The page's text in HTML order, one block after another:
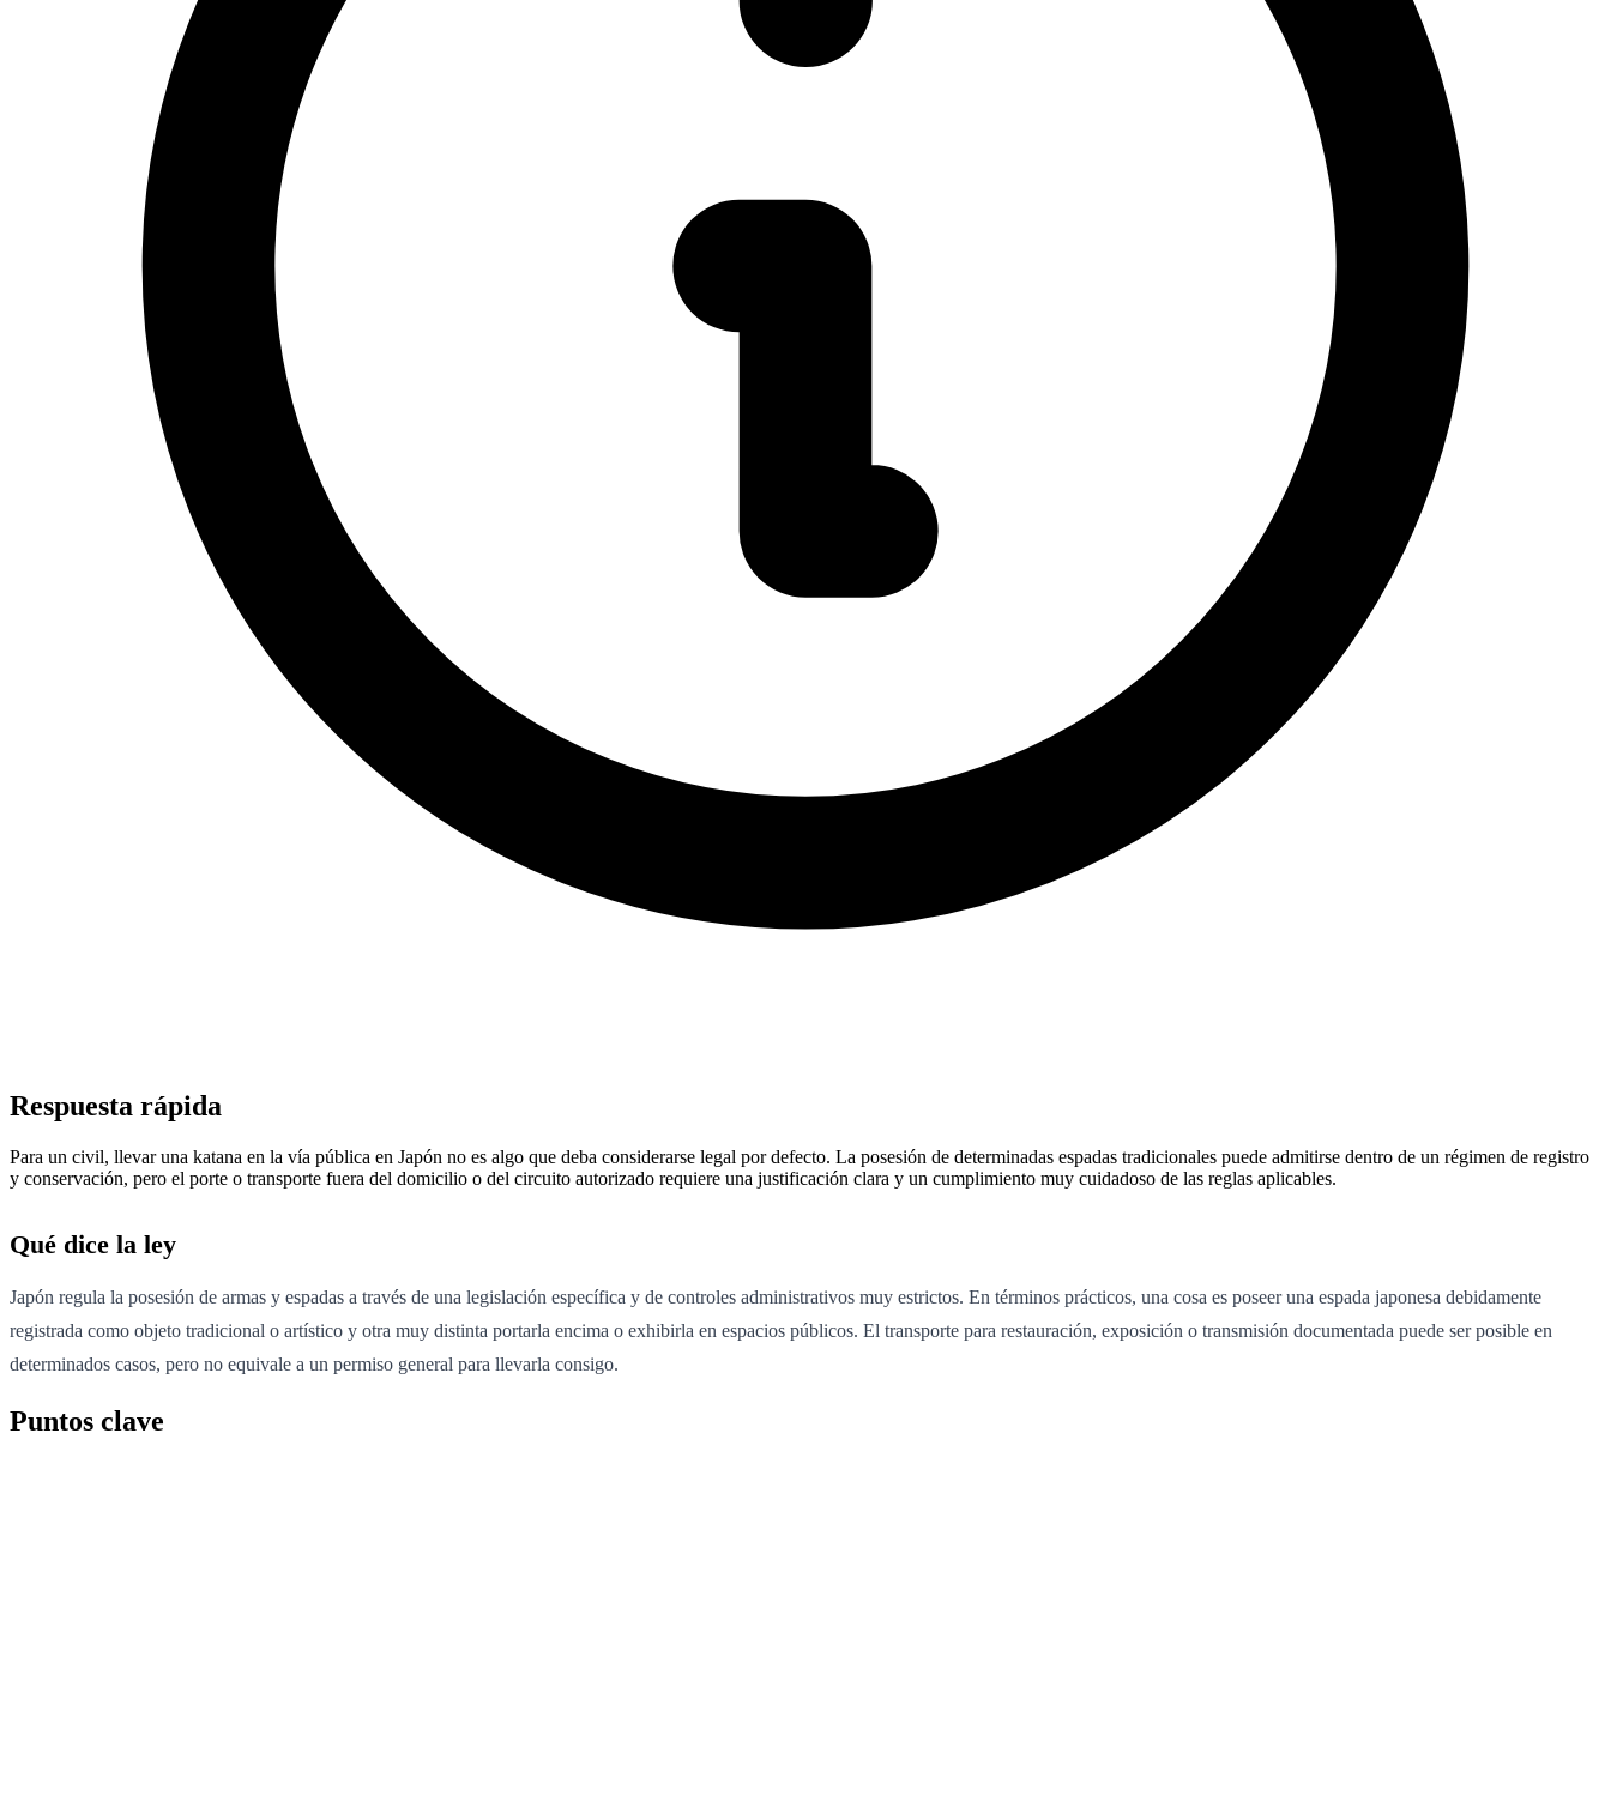
Respuesta rápida
Para un civil, llevar una katana en la vía pública en Japón no es algo que deba considerarse legal por defecto. La posesión de determinadas espadas tradicionales puede admitirse dentro de un régimen de registro
y conservación, pero el porte o transporte fuera del domicilio o del circuito autorizado requiere una justificación clara y un cumplimiento muy cuidadoso de las reglas aplicables.
Qué dice la ley
Japón regula la posesión de armas y espadas a través de una legislación específica y de controles administrativos muy estrictos. En términos prácticos, una cosa es poseer una espada japonesa debidamente
registrada como objeto tradicional o artístico y otra muy distinta portarla encima o exhibirla en espacios públicos. El transporte para restauración, exposición o transmisión documentada puede ser posible en
determinados casos, pero no equivale a un permiso general para llevarla consigo.
Puntos clave